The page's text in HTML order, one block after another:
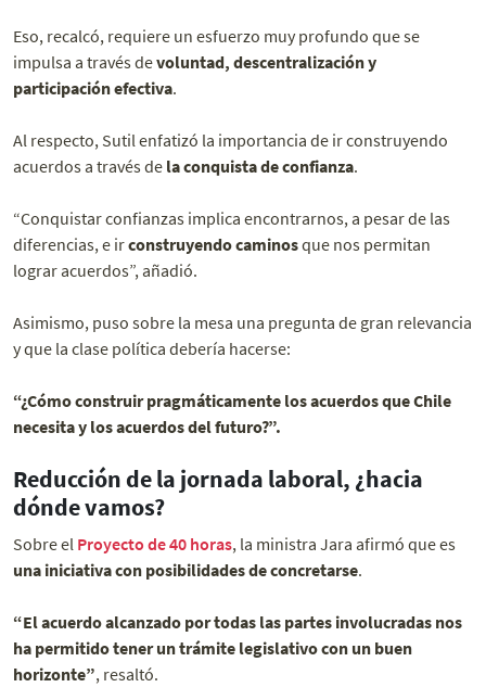
Eso, recalcó, requiere un esfuerzo muy profundo que se
impulsa a través devoluntad, descentralización y
participación efectiva.
Al respecto, Sutil enfatizó la importancia de ir construyendo
acuerdos a través de la conquista de confianza.
“Conquistar confianzas implica encontrarnos, a pesar de las
diferencias, e irconstruyendo caminosque nos permitan
lograr acuerdos”, añadió.
Asimismo, puso sobre la mesa una pregunta de gran relevancia
y que la clase política debería hacerse:
“¿Cómo construir pragmáticamente los acuerdos que Chile
necesita y los acuerdos del futuro?”.
Reducción de la jornada laboral, ¿hacia
dónde vamos?
Sobre el Proyecto de 40 horas, la ministra Jara afirmó que es
una iniciativa con posibilidades de concretarse.
“El acuerdo alcanzado por todas las partes involucradas nos
ha permitido tener un trámite legislativo con un buen
horizonte”, resaltó.